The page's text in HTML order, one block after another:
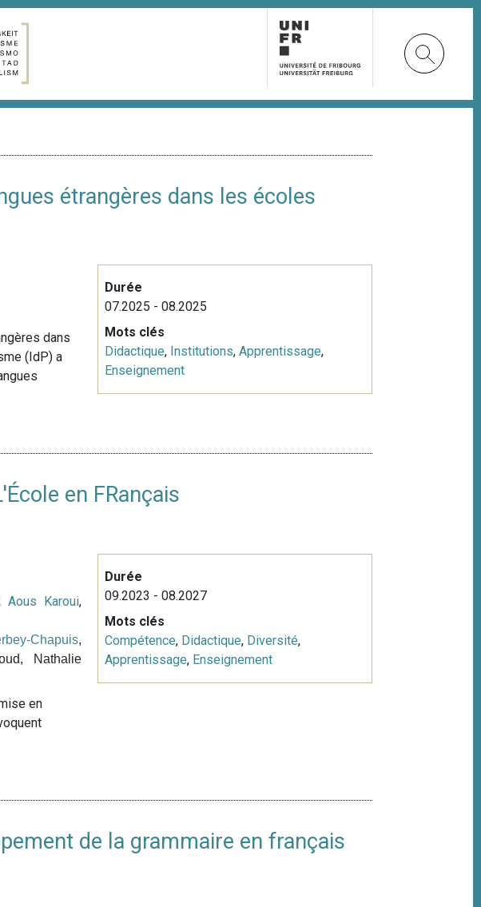
étrangères dans les écoles
dans
(IdP) a
Durée
07.2025 - 08.2025
Mots clés
Didactique, Institutions, Apprentissage,
Enseignement
en FRançais
Aous Karoui,
Chapuis,
Nathalie
en
Durée
09.2023 - 08.2027
Mots clés
Compétence, Didactique, Diversité,
Apprentissage, Enseignement
de la grammaire en français